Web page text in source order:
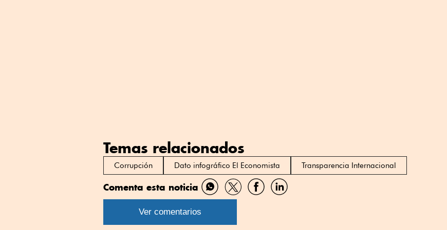
Temas relacionados
Corrupción Dato infográfico El Economista Transparencia Internacional
Comenta esta noticia
Compartir
por
Compartir
por
CompartirCompartir
Ver comentarios